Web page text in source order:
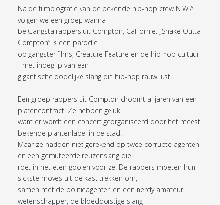
Na de filmbiografie van de bekende hip-hop crew N.W.A.
volgen we een groep wanna
be Gangsta rappers uit Compton, Californië. „Snake Outta
Compton“ is een parodie
op gangster films, Creature Feature en de hip-hop cultuur
- met inbegrip van een
gigantische dodelijke slang die hip-hop rauw lust!
Een groep rappers uit Compton droomt al jaren van een
platencontract. Ze hebben geluk
want er wordt een concert georganiseerd door het meest
bekende plantenlabel in de stad.
Maar ze hadden niet gerekend op twee corrupte agenten
en een gemuteerde reuzenslang die
roet in het eten gooien voor ze! De rappers moeten hun
sickste moves uit de kast trekken om,
samen met de politieagenten en een nerdy amateur
wetenschapper, de bloeddorstige slang